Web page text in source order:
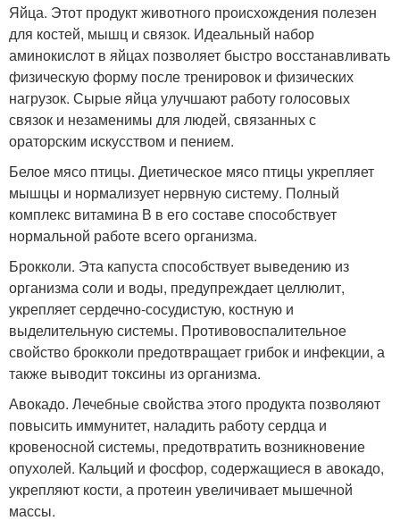
Яйца. Этот продукт животного происхождения полезен
для костей, мышц и связок. Идеальный набор
аминокислот в яйцах позволяет быстро восстанавливать
физическую форму после тренировок и физических
нагрузок. Сырые яйца улучшают работу голосовых
связок и незаменимы для людей, связанных с
ораторским искусством и пением.
Белое мясо птицы. Диетическое мясо птицы укрепляет
мышцы и нормализует нервную систему. Полный
комплекс витамина В в его составе способствует
нормальной работе всего организма.
Брокколи. Эта капуста способствует выведению из
организма соли и воды, предупреждает целлюлит,
укрепляет сердечно-сосудистую, костную и
выделительную системы. Противовоспалительное
свойство брокколи предотвращает грибок и инфекции, а
также выводит токсины из организма.
Авокадо. Лечебные свойства этого продукта позволяют
повысить иммунитет, наладить работу сердца и
кровеносной системы, предотвратить возникновение
опухолей. Кальций и фосфор, содержащиеся в авокадо,
укрепляют кости, а протеин увеличивает мышечной
массы.